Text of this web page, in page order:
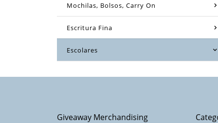
Mochilas, Bolsos, Carry On
Escritura Fina
Escolares
Giveaway Merchandising